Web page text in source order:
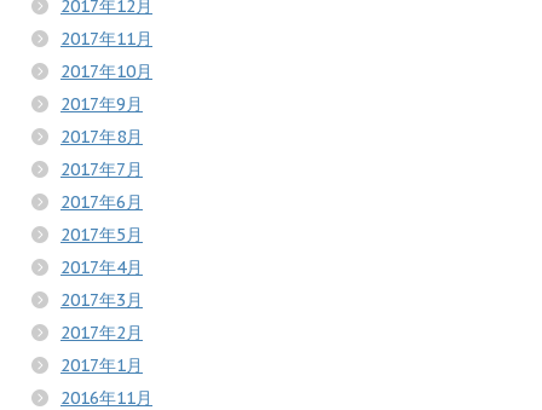
2017年12月
2017年11月
2017年10月
2017年9月
2017年8月
2017年7月
2017年6月
2017年5月
2017年4月
2017年3月
2017年2月
2017年1月
2016年11月